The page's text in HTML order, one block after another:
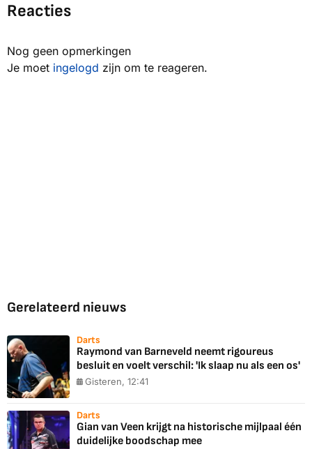
Reacties
Nog geen opmerkingen
Je moet ingelogd zijn om te reageren.
Gerelateerd nieuws
Darts
Raymond van Barneveld neemt rigoureus
besluit en voelt verschil: 'Ik slaap nu als een os'
Gisteren, 12:41
Darts
Gian van Veen krijgt na historische mijlpaal één
duidelijke boodschap mee